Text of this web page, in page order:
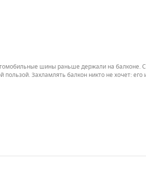
шины раньше держали на балконе.
Захламлять балкон никто не хочет: его